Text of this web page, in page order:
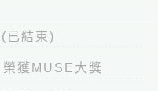
已結束)
獲MUSE大獎